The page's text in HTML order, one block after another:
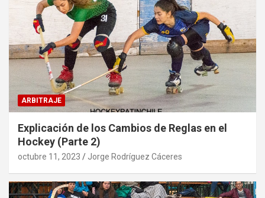
ARBITRAJE
Explicación de los Cambios de Reglas en el
Hockey (Parte 2)
octubre 11, 2023 Jorge Rodríguez Cáceres